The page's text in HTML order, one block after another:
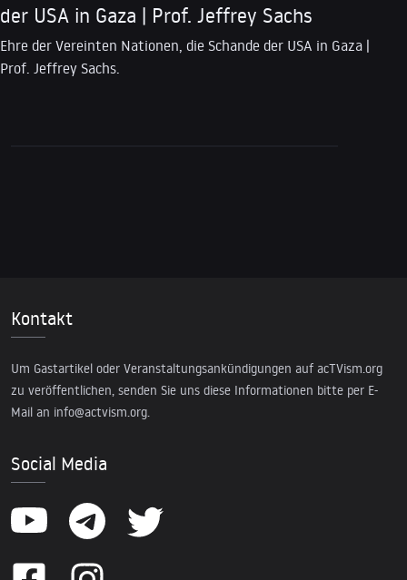
der USA in Gaza | Prof. Jeffrey Sachs
Ehre der Vereinten Nationen, die Schande der USA in Gaza |
Prof. Jeffrey Sachs.
Kontakt
Um Gastartikel oder Veranstaltungsankündigungen auf acTVism.org
zu veröffentlichen, senden Sie uns diese Informationen bitte per E-
Mail an info@actvism.org.
Social Media